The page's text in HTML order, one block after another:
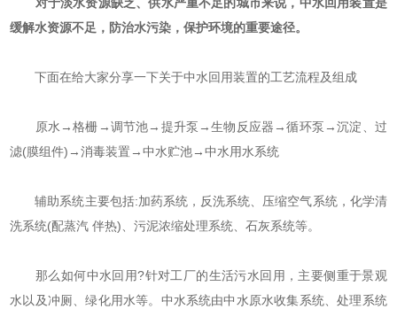
对于淡水资源缺乏、供水严重不足的城市来说， 中水回用装置是
缓解水资源不足，防治水污染，保护环境的重要途径。
下面在给大家分享一下关于中水回用装置的工艺流程及组成
原水→格栅→调节池→提升泵→生物反应器→循环泵→沉淀、过
滤(膜组件)→消毒装置→中水贮池→中水用水系统
辅助系统主要包括:加药系统，反洗系统、压缩空气系统，化学清
洗系统(配蒸汽 伴热)、污泥浓缩处理系统、石灰系统等。
那么如何中水回用?针对工厂的生活污水回用，主要侧重于景观
水以及冲厕、绿化用水等。中水系统由中水原水收集系统、处理系统